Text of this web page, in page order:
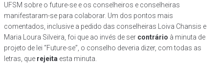
UFSM sobre o future-se e os conselheiros e conselheiras
manifestaram-se para colaborar. Um dos pontos mais
comentados, inclusive a pedido das conselheiras Loiva Chansis e
Maria Loura Silveira, foi que ao invés de ser contrário à minuta de
projeto de lei “Future-se”, o conselho deveria dizer, com todas as
letras, que rejeita esta minuta.